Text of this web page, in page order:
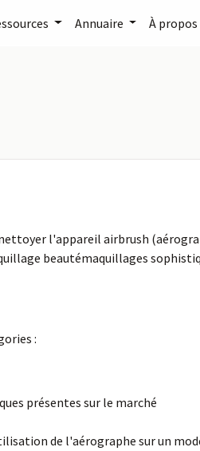
Annuaire À propos
l'appareil airbrush
beautémaquillages
:
présentes sur le marché
de l'aérographe sur un